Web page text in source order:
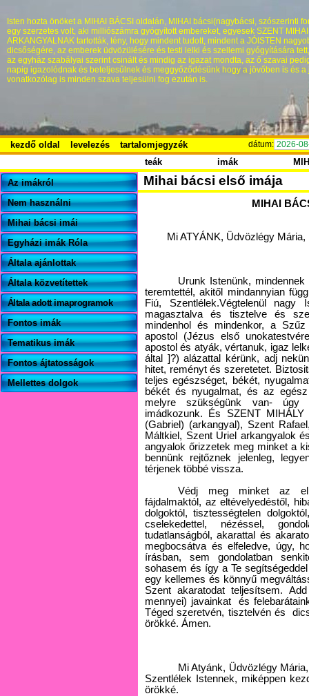
Isten hozta önöket a MIHAI BÁCSI oldalán, MIHAI bácsi(nagybácsi, szószerinti
egy szerzetes volt, aki milliószámra gyógyított embereket, egyesek SZENT
ARKANGYALNAK tartották, tény, hogy mindent tudott, mindent a JÓISTEN
dicsőségére, az emberek üdvözülésére és testi lelki és szellemi gyógyítására
az egyház szabályai szerint csinált és mindig az igazat mondta, az ő szavai
napig igazolódnak és beteljesűlnek és meggyőződésünk hogy a jövőben is és a
vonatkozólag is minden szava teljesülni fog ezután is.
kezdő oldal levelezés tartalomjegyzék dátum: 2026-
teák imák
Az imákról
Nem használni
Mihai bácsi imái
Egyházi imák Róla
Általa ajánlottak
Általa közvetítettek
Általa adott imaprogramok
Fontos imák
Tematikus imák
Fontos ájtatosságok
Mellettes dolgok
Mihai bácsi első imája
MIHAI
Mi ATYÁNK, Üdvözlégy
Urunk Istenünk,
teremtettél, akitől mindannyian
Fiú, Szentlélek.Végtelenül nagy
magasztalva és tisztelve és
mindenhol és mindenkor, a
apostol (Jézus első
apostol és atyák, vértanuk, igaz
által ]?) alázattal kérünk, adj
hitet, reményt és szeretetet.
teljes egészséget, békét,
békét és nyugalmat, és az
melyre szükségünk van- úgy
imádkozunk. És SZENT
(Gabriel) (arkangyal), Szent
Máltkiel, Szent Uriel arkangyalok
angyalok őrizzetek meg minket a
bennünk rejtőznek jelenleg,
térjenek többé vissza.
Védj meg minket az
fájdalmaktól, az eltévelyedéstől,
dolgoktól, tisztességtelen
cselekedettel, nézéssel,
tudatlanságból, akarattal és
megbocsátva és elfeledve, úgy,
írásban, sem gondolatban
sohasem és így a Te
egy kellemes és könnyű
Szent akaratodat teljesítsem.
mennyei) javainkat
és
Téged szeretvén, tisztelvén és
örökké. Ámen.
Mi Atyánk, Üdvözlégy
Szentlélek Istennek, miképpen
örökké.